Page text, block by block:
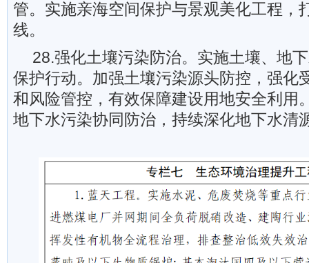
管。实施亲海空间保护与景观美化工程，
线。
28.强化土壤污染防治。实施土壤、地
保护行动。加强土壤污染源头防控，强化
和风险管控，有效保障建设用地安全利用
地下水污染协同防治，持续深化地下水清